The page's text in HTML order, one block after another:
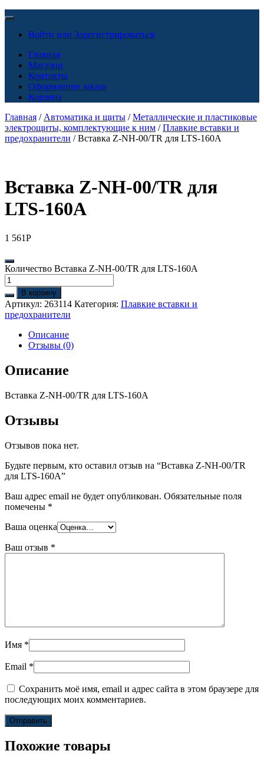
Войти или Зарегистрироваться
Главная
Магазин
Контакты
Оформление заказа
Корзина
Главная / Автоматика и щиты /Металлические и пластиковые
электрощиты, комплектующие к ним /Плавкие вставки и
предохранители / Вставка Z-NH-00/TR для LTS-160A
Вставка Z-NH-00/TR для
LTS-160A
1 561Р
Количество Вставка Z-NH-00/TR для LTS-160A
В корзину
Артикул: 263114 Категория: Плавкие вставки и
предохранители
Описание
Отзывы (0)
Описание
Вставка Z-NH-00/TR для LTS-160A
Отзывы
Отзывов пока нет.
Будьте первым, кто оставил отзыв на “Вставка Z-NH-00/TR
для LTS-160A”
Ваш адрес email не будет опубликован. Обязательные поля
помечены *
Ваша оценка
Ваш отзыв *
Имя *
Email *
Сохранить моё имя, email и адрес сайта в этом браузере для
последующих моих комментариев.
Похожие товары